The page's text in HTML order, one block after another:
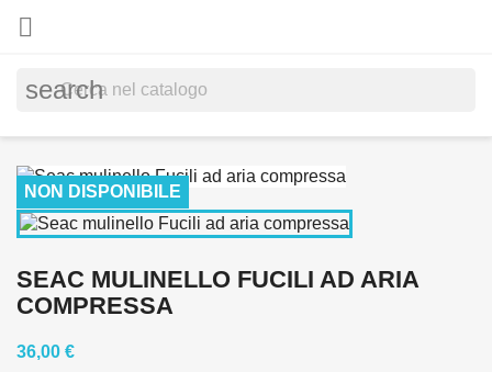

search
NON DISPONIBILE
SEAC MULINELLO FUCILI AD ARIA
COMPRESSA
36,00 €